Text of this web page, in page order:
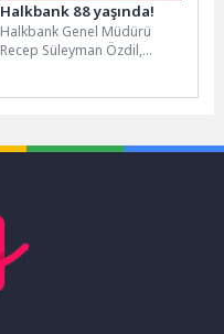
Halkbank 88 yaşında!
Halkbank Genel Müdürü
Recep Süleyman Özdil,